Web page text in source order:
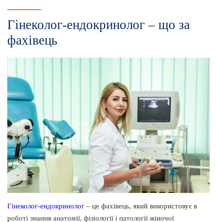
Гінеколог-ендокринолог – що за
фахівець
Гінеколог-ендокринолог – це фахівець, який використовує в
роботі знання анатомії, фізіології і патології жіночої